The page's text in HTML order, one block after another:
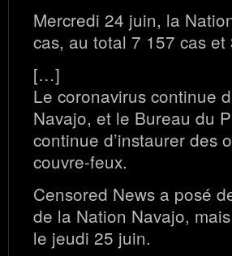
Mercredi 24 juin, la
cas, au total 7 157 cas
[…]
Le coronavirus continue
Navajo, et le Bureau du
continue d’instaurer des
couvre-feux.
Censored News a posé
de la Nation Navajo,
le jeudi 25 juin.